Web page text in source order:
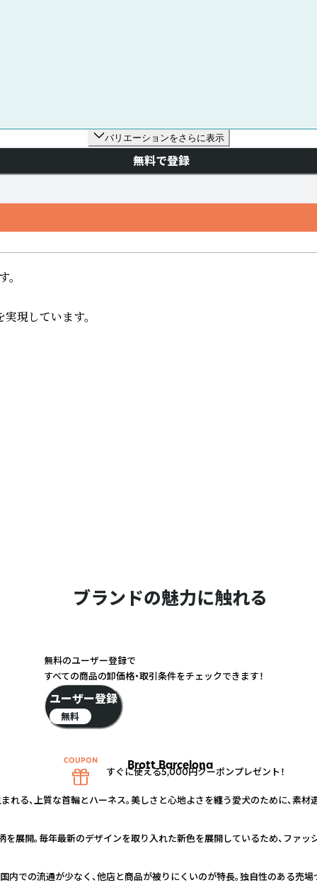
バリエーションをさらに表示
無料で登録
現しています。
ブランドの魅力に触れる
Brott Barcelona
れる、上質な首輪とハーネス。美しさと心地よさを纏う愛犬のために、素
展開。毎年最新のデザインを取り入れた新色を展開しているため、ファッ
での流通が少なく、他店と商品が被りにくいのが特長。独自性のある売場
無料のユーザー登録で
すべての商品の卸価格・取引条件をチェックできます！
ユーザー登録
無料
すぐに使える5,000円クーポンプレゼント！